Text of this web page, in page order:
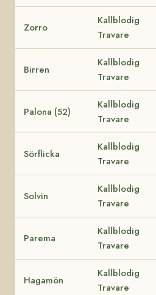
Zorro
Kallblodig
Travare
Birren
Kallblodig
Travare
Palona (52)
Kallblodig
Travare
Sörflicka
Kallblodig
Travare
Solvin
Kallblodig
Travare
Parema
Kallblodig
Travare
Hagamön
Kallblodig
Travare